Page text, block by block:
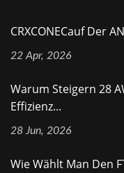
CRXCONECauf Der
22 Apr, 2026
Warum Steigern 28
Effizienz...
28 Jun, 2026
Wie Wählt Man Den